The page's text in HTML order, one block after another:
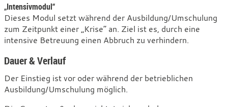
„Intensivmodul“
Dieses Modul setzt während der Ausbildung/Umschulung
zum Zeitpunkt einer „Krise“ an. Ziel ist es, durch eine
intensive Betreuung einen Abbruch zu verhindern.
Dauer & Verlauf
Der Einstieg ist vor oder während der betrieblichen
Ausbildung/Umschulung möglich.